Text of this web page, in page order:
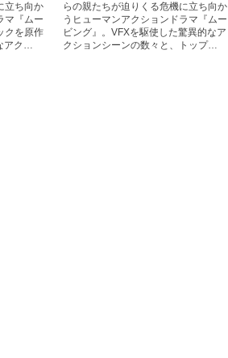
立ち向か
マ『ムー
クを原作
アク…
らの親たちが迫りくる危機に立ち向か
うヒューマンアクションドラマ『ムー
ビング』。VFXを駆使した驚異的なア
クションシーンの数々と、トップ…